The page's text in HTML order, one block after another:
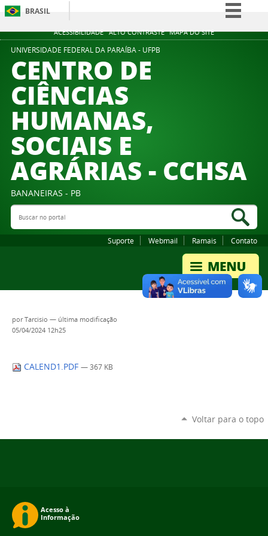
ACESSIBILIDADE ALTO CONTRASTE MAPA DO SITE
BRASIL
Simplifique!
UNIVERSIDADE FEDERAL DA PARAÍBA - UFPB
CENTRO DE
CIÊNCIAS
HUMANAS,
SOCIAIS E
AGRÁRIAS - CCHSA
BANANEIRAS - PB
Buscar no portal
Suporte Webmail Ramais Contato
porTarcisio — última modificação
05/04/2024 12h25
CALEND1.PDF — 367 KB
Voltar para o topo